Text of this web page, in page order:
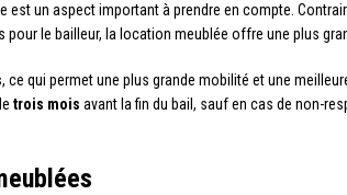
est un aspect important à prendre en compte.
le bailleur, la location meublée offre une plus
, ce qui permet une plus grande mobilité et une
trois mois avant la fin du bail, sauf en cas de non-